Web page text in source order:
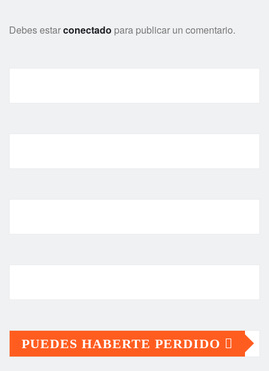
Debes estarconectado para publicar un comentario.
PUEDES HABERTE PERDIDO